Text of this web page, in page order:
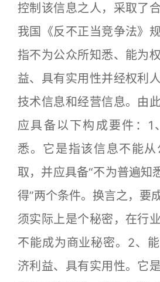
控制该信息之人，采取了
我国《反不正当竞争法》
指不为公众所知悉、能为
益、具有实用性并经权利
技术信息和经营信息。由
应具备以下构成要件：1
悉。它是指该信息不能
取，并应具备“不为普遍知
得”两个条件。换言之，要
须实际上是个秘密，在行
不能成为商业秘密。2、
济利益、具有实用性。它